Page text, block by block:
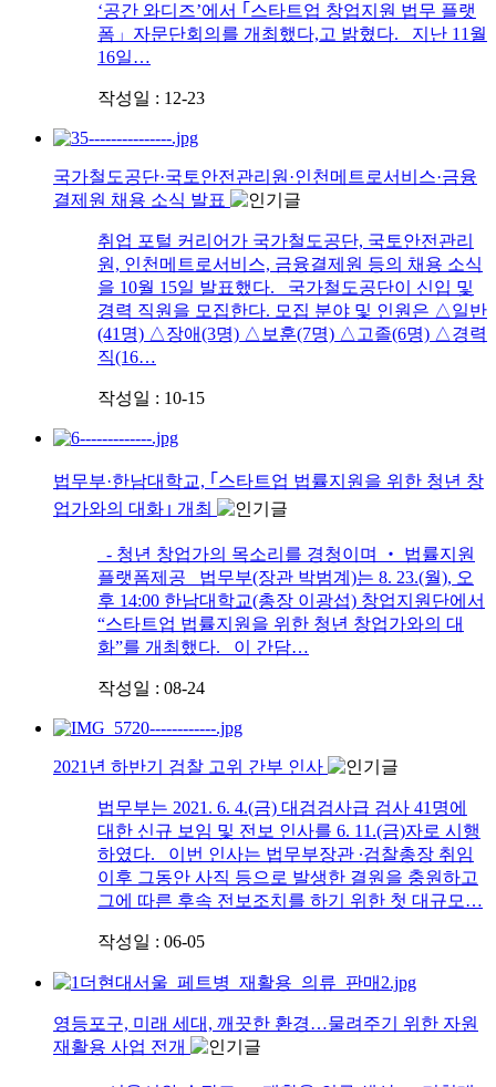
‘공간 와디즈’에서 ｢스타트업 창업지원 법무 플랫
폼」자문단회의를 개최했다,고 밝혔다. 지난 11월
16일…
작성일 : 12-23
국가철도공단·국토안전관리원·인천메트로서비스·금융
결제원 채용 소식 발표
취업 포털 커리어가 국가철도공단, 국토안전관리
원, 인천메트로서비스, 금융결제원 등의 채용 소식
을 10월 15일 발표했다. 국가철도공단이 신입 및
경력 직원을 모집한다. 모집 분야 및 인원은 △일반
(41명) △장애(3명) △보훈(7명) △고졸(6명) △경력
직(16…
작성일 : 10-15
법무부·한남대학교, ｢스타트업 법률지원을 위한 청년 창
업가와의 대화｣ 개최
- 청년 창업가의 목소리를 경청이며 ‧ 법률지원
플랫폼제공 법무부(장관 박범계)는 8. 23.(월), 오
후 14:00 한남대학교(총장 이광섭) 창업지원단에서
“스타트업 법률지원을 위한 청년 창업가와의 대
화”를 개최했다. 이 간담…
작성일 : 08-24
2021년 하반기 검찰 고위 간부 인사
법무부는 2021. 6. 4.(금) 대검검사급 검사 41명에
대한 신규 보임 및 전보 인사를 6. 11.(금)자로 시행
하였다. 이번 인사는 법무부장관 ∙검찰총장 취임
이후 그동안 사직 등으로 발생한 결원을 충원하고
그에 따른 후속 전보조치를 하기 위한 첫 대규모…
작성일 : 06-05
영등포구, 미래 세대, 깨끗한 환경…물려주기 위한 자원
재활용 사업 전개